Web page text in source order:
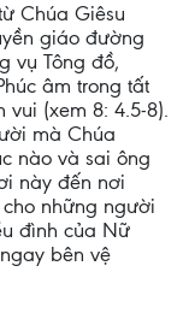
Chúa Giêsu
giáo đường
vụ Tông đồ,
âm trong tất
(xem 8: 4.5-8).
mà Chúa
nào và sai ông
này đến nơi
những người
đình của Nữ
bên vệ